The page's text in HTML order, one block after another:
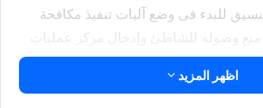
للبدء فى وضع آليات تنفيذ مكافحة
منع وصوله للشاطئ وإدخال مركز عمليات
والمتابعة لمنع التسرب البترول الى
الاحتياطات قبل انتشار بقعة الزيت وصعوبة
اظهر المزيد